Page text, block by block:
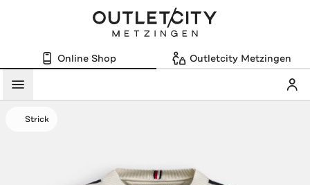
Online Shop Outletcity Metzingen
Menü
Strick